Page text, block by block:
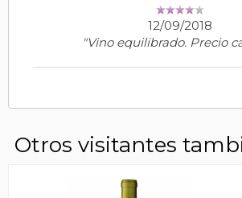
12/09/2018
"Vino equilibrado. Precio
Otros visitantes